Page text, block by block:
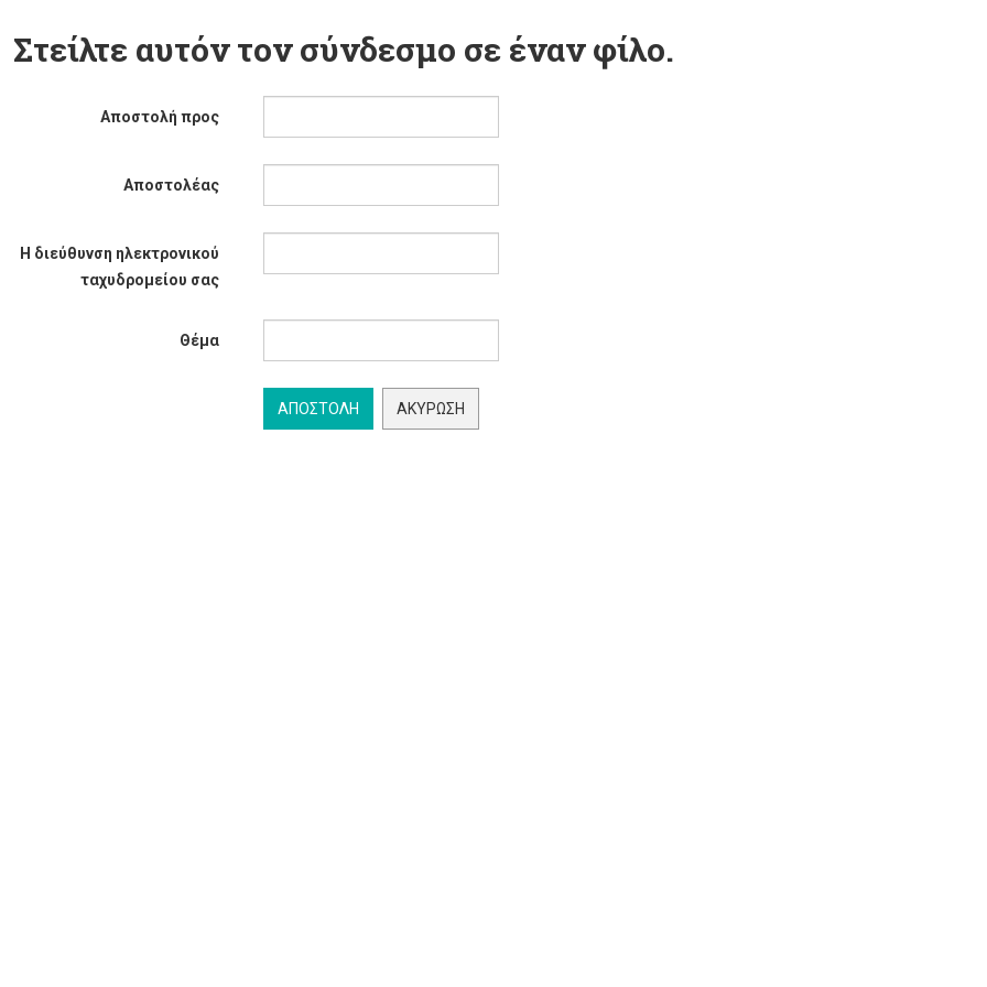
Στείλτε αυτόν τον σύνδεσμο σε έναν φίλο.
Αποστολή προς
Αποστολέας
Η διεύθυνση ηλεκτρονικού
ταχυδρομείου σας
Θέμα
ΑΠΟΣΤΟΛΉ ΑΚΎΡΩΣΗ